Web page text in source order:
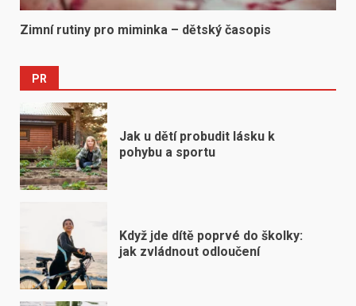
Zimní rutiny pro miminka – dětský časopis
PR
Jak u dětí probudit lásku k
pohybu a sportu
Když jde dítě poprvé do školky:
jak zvládnout odloučení